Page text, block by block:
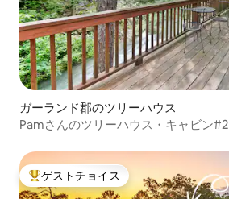
ガーランド郡のツリーハウス
Pamさんのツリーハウス・キャビン#2
大好評のゲストチョイスです。
ゲストチョイス